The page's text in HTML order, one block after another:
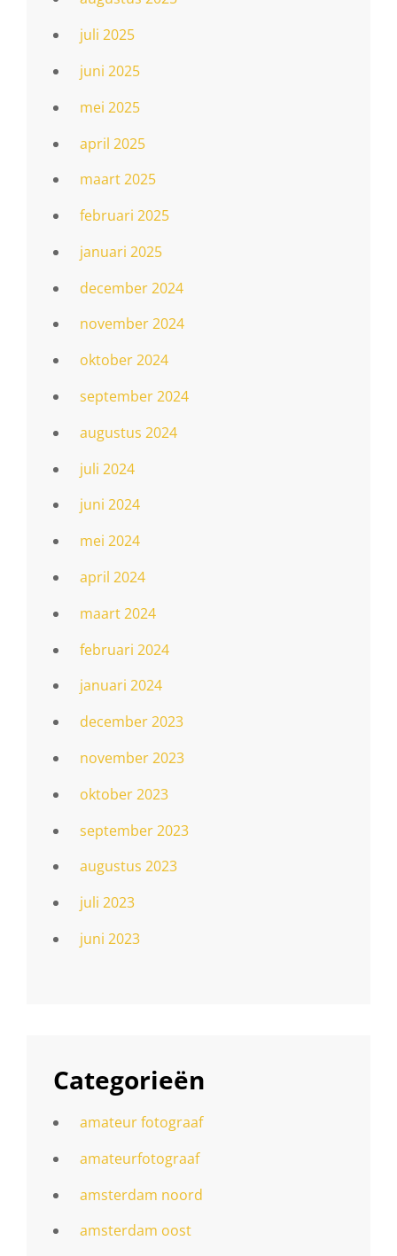
juli 2025
juni 2025
mei 2025
april 2025
maart 2025
februari 2025
januari 2025
december 2024
november 2024
oktober 2024
september 2024
augustus 2024
juli 2024
juni 2024
mei 2024
april 2024
maart 2024
februari 2024
januari 2024
december 2023
november 2023
oktober 2023
september 2023
augustus 2023
juli 2023
juni 2023
Categorieën
amateur fotograaf
amateurfotograaf
amsterdam noord
amsterdam oost